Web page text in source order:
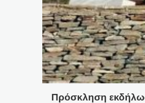
Πρόσκληση